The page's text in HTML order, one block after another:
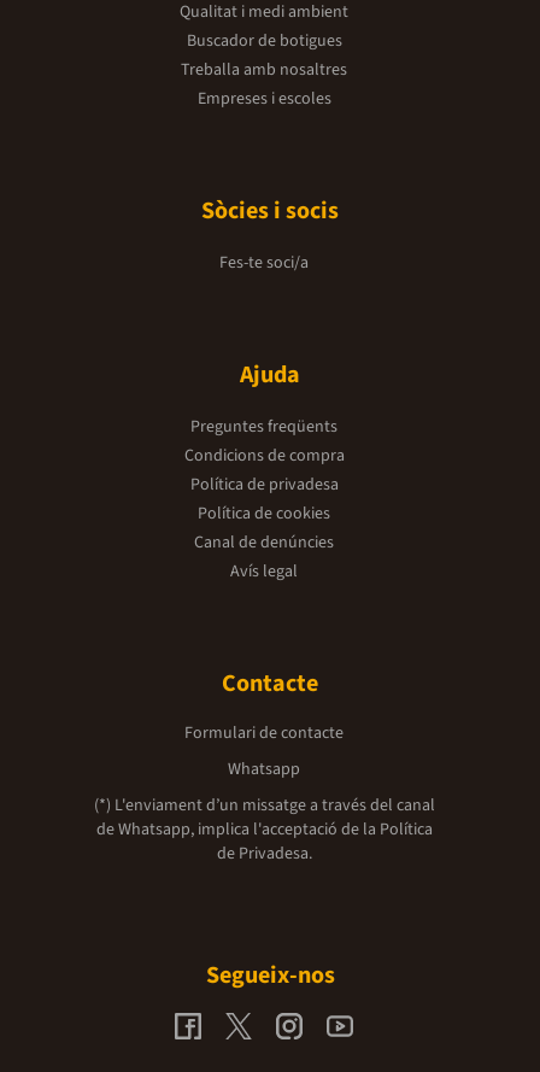
Qualitat i medi ambient
Buscador de botigues
Treballa amb nosaltres
Empreses i escoles
Sòcies i socis
Fes-te soci/a
Ajuda
Preguntes freqüents
Condicions de compra
Política de privadesa
Política de cookies
Canal de denúncies
Avís legal
Contacte
Formulari de contacte
Whatsapp
(*) L'enviament d’un missatge a través del canal
de Whatsapp, implica l'acceptació de la Política
de Privadesa.
Segueix-nos